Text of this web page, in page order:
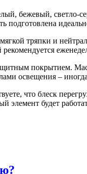
бежевый, светло-
подготовлена
тряпки и
покрытием.
освещения –
что блеск
элемент будет